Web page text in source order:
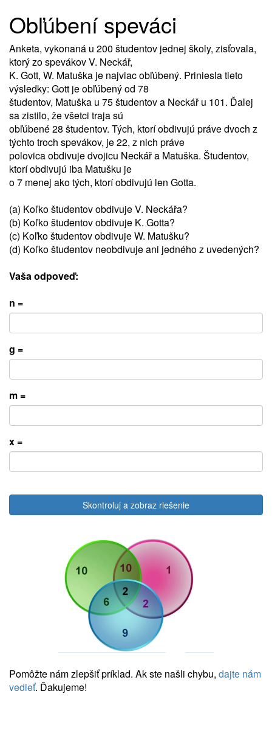
Obľúbení speváci
Anketa, vykonaná u 200 študentov jednej školy, zisťovala,
ktorý zo spevákov V. Neckář,
K. Gott, W. Matuška je najviac obľúbený. Priniesla tieto
výsledky: Gott je obľúbený od 78
študentov, Matuška u 75 študentov a Neckář u 101. Ďalej
sa zistilo, že všetci traja sú
obľúbené 28 študentov. Tých, ktorí obdivujú práve dvoch z
týchto troch spevákov, je 22, z nich práve
polovica obdivuje dvojicu Neckář a Matuška. Študentov,
ktorí obdivujú iba Matušku je
o 7 menej ako tých, ktorí obdivujú len Gotta.
(a) Koľko študentov obdivuje V. Neckářa?
(b) Koľko študentov obdivuje K. Gotta?
(c) Koľko študentov obdivuje W. Matušku?
(d) Koľko študentov neobdivuje ani jedného z uvedených?
Vaša odpoveď:
n =
g =
m =
x =
Skontroluj a zobraz riešenie
Pomôžte nám zlepšiť príklad. Ak ste našli chybu, dajte nám
vedieť. Ďakujeme!